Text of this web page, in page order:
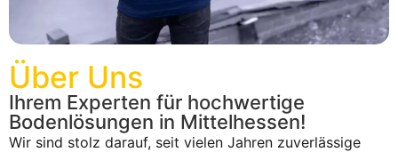
Über Uns
Ihrem Experten für hochwertige
Bodenlösungen in Mittelhessen!
Wir sind stolz darauf, seit vielen Jahren zuverlässige